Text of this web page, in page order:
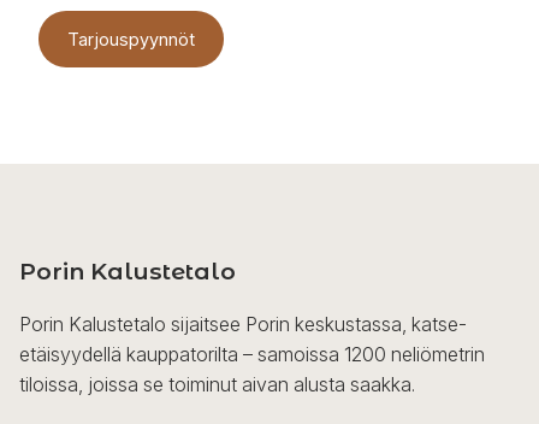
Tarjouspyynnöt
Porin Kalustetalo
Porin Kalustetalo sijaitsee Porin keskustassa, katse-
etäisyydellä kauppatorilta – samoissa 1200 neliömetrin
tiloissa, joissa se toiminut aivan alusta saakka.